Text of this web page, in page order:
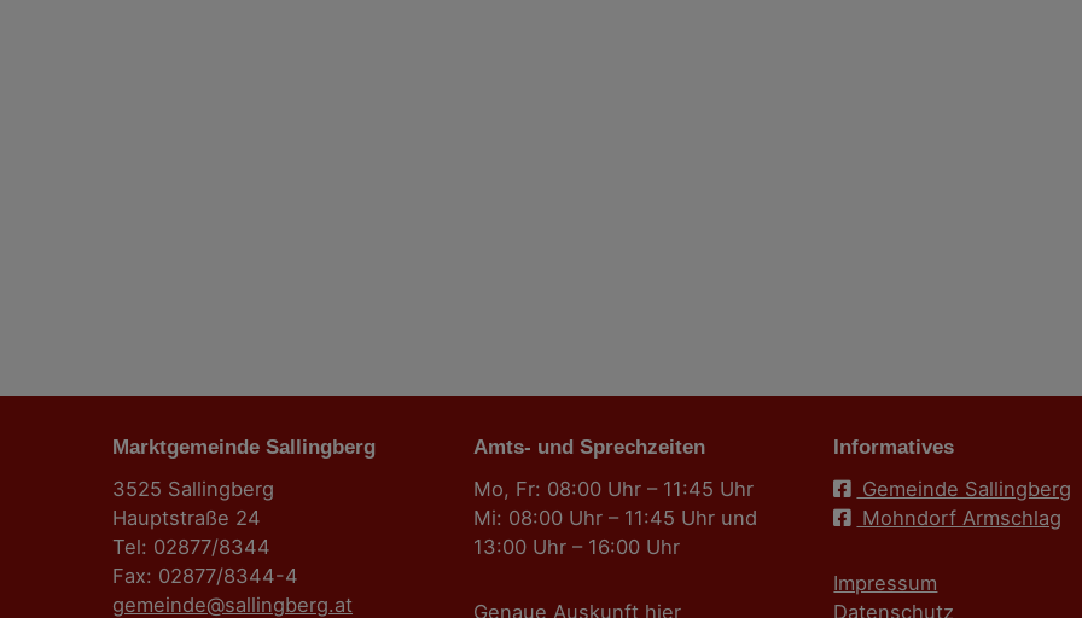
g
s
n
a
Marktgemeinde Sallingberg
3525 Sallingberg
Hauptstraße 24
Tel: 02877/8344
Fax: 02877/8344-4
gemeinde@sallingberg.at
Amts- und Sprechzeiten
Mo, Fr: 08:00 Uhr – 11:45 Uhr
Mi: 08:00 Uhr – 11:45 Uhr und
13:00 Uhr – 16:00 Uhr
Genaue Auskunft hier
Informatives
Gemeinde Sallingberg
Mohndorf Armschlag
Impressum
Datenschutz